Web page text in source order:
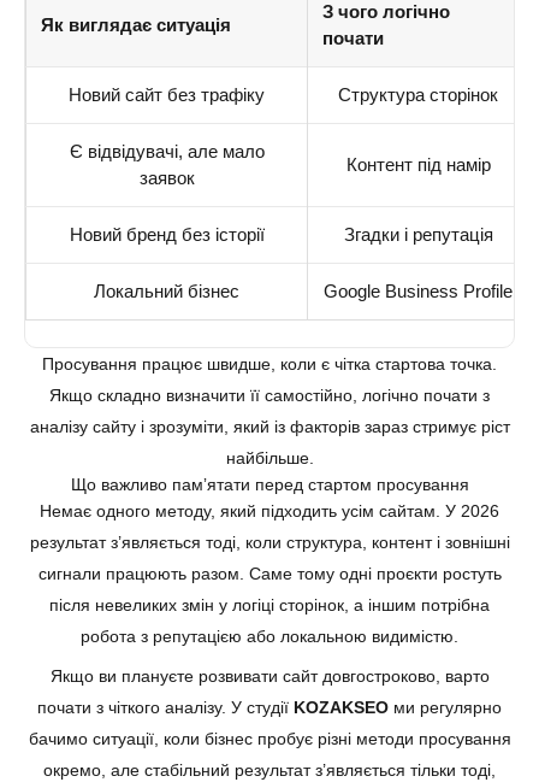
Як виглядає ситуація
З чого логічно
почати
Новий сайт без трафіку Структура сторінок
Є відвідувачі, але мало
заявок
Контент під намір
Новий бренд без історії Згадки і репутація
Локальний бізнес Google Business Profile
Просування працює швидше, коли є чітка стартова точка.
Якщо складно визначити її самостійно, логічно почати з
аналізу сайту і зрозуміти, який із факторів зараз стримує ріст
найбільше.
Що важливо памʼятати перед стартом просування
Немає одного методу, який підходить усім сайтам. У 2026
результат з’являється тоді, коли структура, контент і зовнішні
сигнали працюють разом. Саме тому одні проєкти ростуть
після невеликих змін у логіці сторінок, а іншим потрібна
робота з репутацією або локальною видимістю.
Якщо ви плануєте розвивати сайт довгостроково, варто
почати з чіткого аналізу. У студії KOZAKSEO ми регулярно
бачимо ситуації, коли бізнес пробує різні методи просування
окремо, але стабільний результат з’являється тільки тоді,